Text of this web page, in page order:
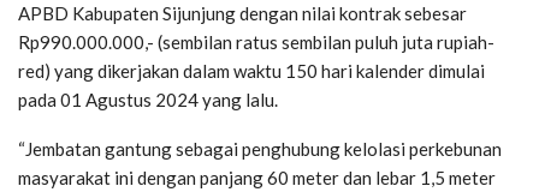
APBD Kabupaten Sijunjung dengan nilai kontrak sebesar
Rp990.000.000,- (sembilan ratus sembilan puluh juta rupiah-
red) yang dikerjakan dalam waktu 150 hari kalender dimulai
pada 01 Agustus 2024 yang lalu.
“Jembatan gantung sebagai penghubung kelolasi perkebunan
masyarakat ini dengan panjang 60 meter dan lebar 1,5 meter